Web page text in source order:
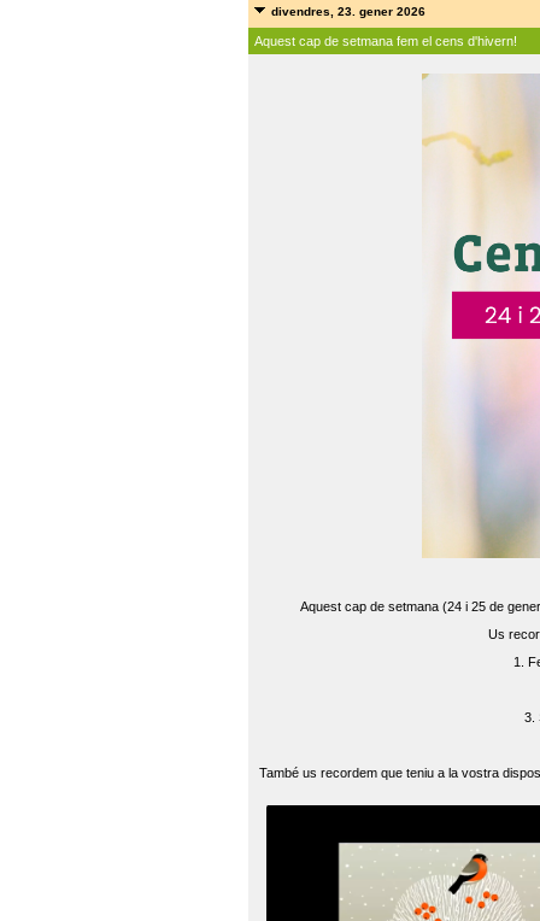
divendres, 23. gener 2026
Aquest cap de setmana fem el cens d'hivern!
Aquest cap de setmana (24 i 25 de
Us
1.
3.
També us recordem que teniu a la vostra